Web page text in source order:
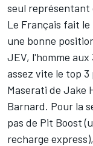
seul représentant
Le Français fait
une bonne
JEV, l'homme
assez vite le top
Maserati de Jake
Barnard. Pour la
pas de Pit Boost
recharge